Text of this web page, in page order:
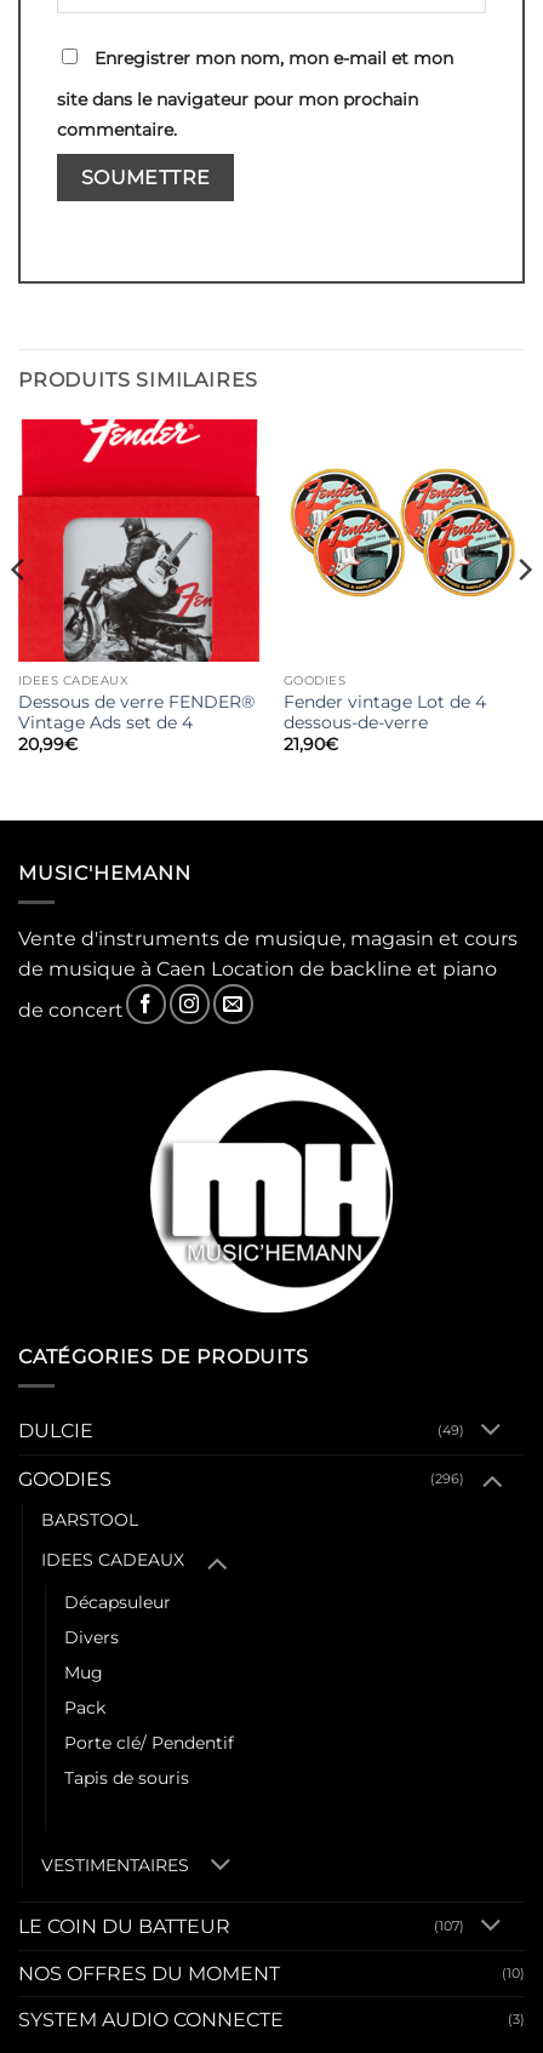
Enregistrer mon nom, mon e-mail et mon
site dans le navigateur pour mon prochain
commentaire.
PRODUITS SIMILAIRES
IDEES CADEAUX
Dessous de verre FENDER®
Vintage Ads set de 4
20,99€
GOODIES
Fender vintage Lot de 4
dessous-de-verre
21,90€
MUSIC'HEMANN
Vente d'instruments de musique, magasin et cours
de musique à Caen Location de backline et piano
de concert
CATÉGORIES DE PRODUITS
DULCIE (49)
GOODIES (296)
BARSTOOL
IDEES CADEAUX
Décapsuleur
Divers
Mug
Pack
Porte clé/ Pendentif
Tapis de souris
VESTIMENTAIRES
LE COIN DU BATTEUR (107)
NOS OFFRES DU MOMENT (10)
SYSTEM AUDIO CONNECTE (3)